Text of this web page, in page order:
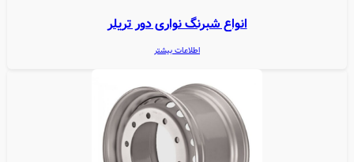
انواع شبرنگ نواری دور تریلر
اطلاعات بیشتر